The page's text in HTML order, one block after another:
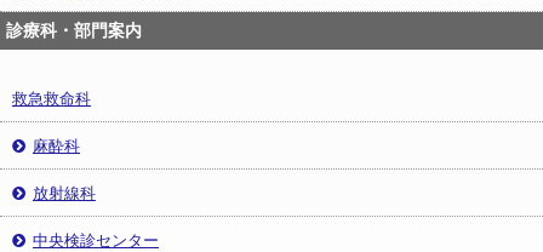
診療科・部門案内
救急救命科
麻酔科
放射線科
中央検診センター